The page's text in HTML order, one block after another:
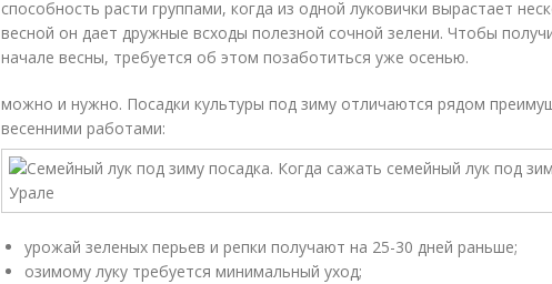
способность расти группами, когда из одной луковички вырастает
весной он дает дружные всходы полезной сочной зелени. Чтобы
начале весны, требуется об этом позаботиться уже осенью.
можно и нужно. Посадки культуры под зиму отличаются рядом
весенними работами:
урожай зеленых перьев и репки получают на 25-30 дней раньше;
озимому луку требуется минимальный уход;